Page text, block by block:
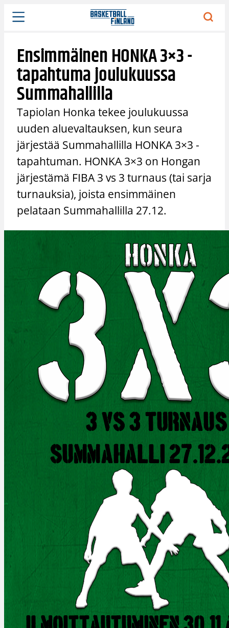
Siirry
sisältöön
Ensimmäinen HONKA 3×3 -
tapahtuma joulukuussa
Summahallilla
Tapiolan Honka tekee joulukuussa
uuden aluevaltauksen, kun seura
järjestää Summahallilla HONKA 3×3 -
tapahtuman. HONKA 3×3 on Hongan
järjestämä FIBA 3 vs 3 turnaus (tai sarja
turnauksia), joista ensimmäinen
pelataan Summahallilla 27.12.